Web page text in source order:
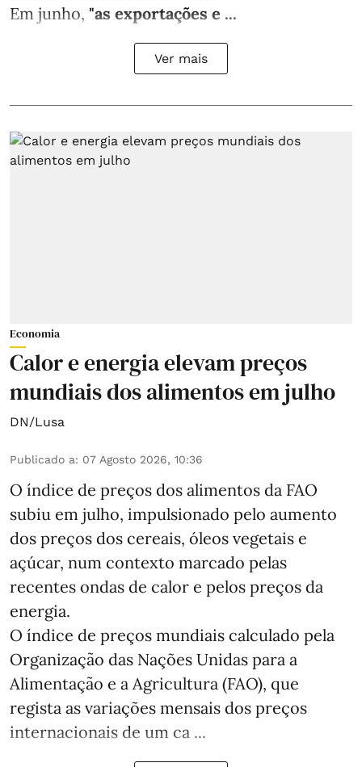
Em junho, "as exportações e ...
Ver mais
Economia
Calor e energia elevam preços
mundiais dos alimentos em julho
DN/Lusa
Publicado a: 07 Agosto 2026, 10:36
O índice de preços dos alimentos da FAO
subiu em julho, impulsionado pelo aumento
dos preços dos cereais, óleos vegetais e
açúcar, num contexto marcado pelas
recentes ondas de calor e pelos preços da
energia.
O índice de preços mundiais calculado pela
Organização das Nações Unidas para a
Alimentação e a Agricultura (FAO), que
regista as variações mensais dos preços
internacionais de um ca ...